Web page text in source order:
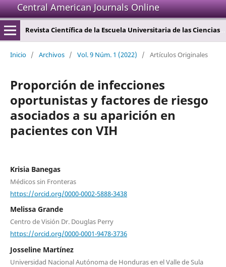
Central American Journals Online
Revista Científica de la Escuela Universitaria de las Ciencias de la Salud
Inicio / Archivos / Vol. 9 Núm. 1 (2022) / Artículos Originales
Proporción de infecciones
oportunistas y factores de riesgo
asociados a su aparición en
pacientes con VIH
Krisia Banegas
Médicos sin Fronteras
https://orcid.org/0000-0002-5888-3438
Melissa Grande
Centro de Visión Dr. Douglas Perry
https://orcid.org/0000-0001-9478-3736
Josseline Martínez
Universidad Nacional Autónoma de Honduras en el Valle de Sula